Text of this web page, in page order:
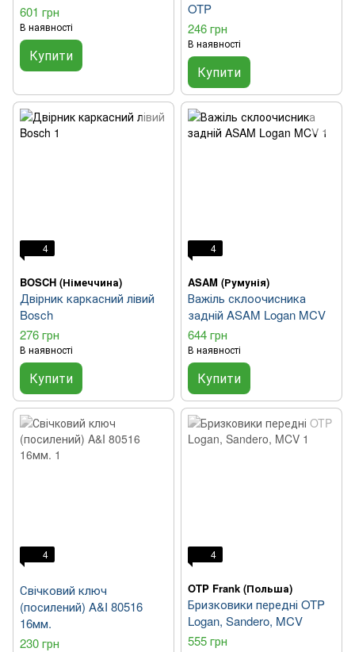
601 грн
В наявності
Купити
OTP
246 грн
В наявності
Купити
4
BOSCH (Німеччина)
Двірник каркасний лівий
Bosch
276 грн
В наявності
Купити
4
ASAM (Румунія)
Важіль склоочисника
задній ASAM Logan MCV
644 грн
В наявності
Купити
4
Свічковий ключ
(посилений) A&I 80516
16мм.
230 грн
4
OTP Frank (Польша)
Бризковики передні OTP
Logan, Sandero, MCV
555 грн